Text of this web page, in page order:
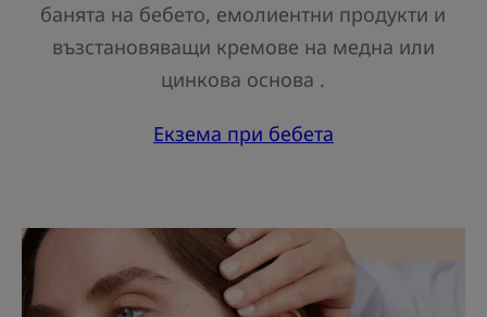
банята на бебето, емолиентни продукти и
възстановяващи кремове на медна или
цинкова основа .
Екзема при бебета